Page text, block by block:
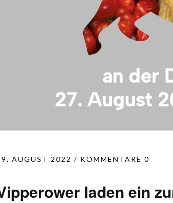
AUGUST 2022 KOMMENTARE 0
laden ein